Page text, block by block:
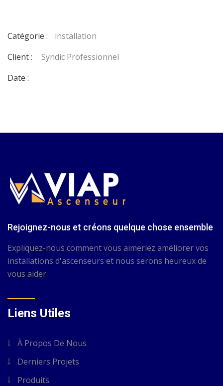
Catégorie :
installation
Client :
Syndic Professionnel
Date :
Rejoignez-nous et créons quelque chose ensemble
Expliquez-nous comment vous aimeriez améliorer vos
installations d'ascenseurs et nous serons heureux de
vous aider.
Liens Utiles
À Propos De Nous
Derniers Projets
Produits